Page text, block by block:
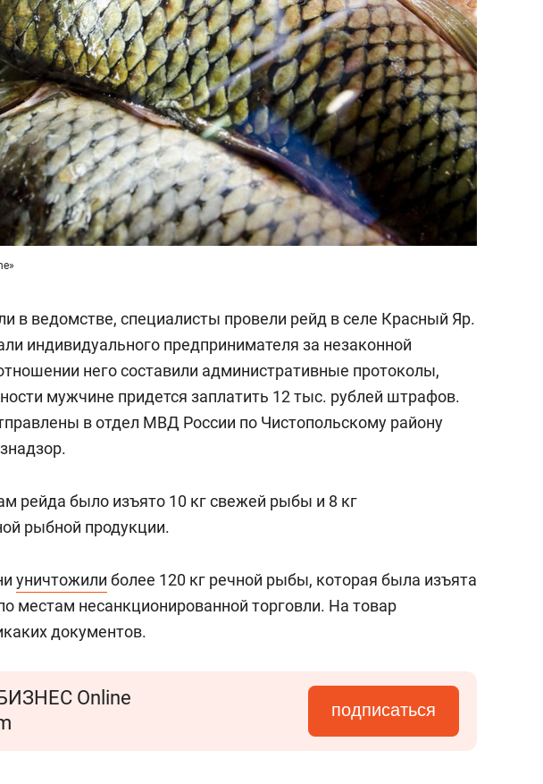
в ведомстве, специалисты провели рейд в селе Красный Яр.
индивидуального предпринимателя за незаконной
него составили административные протоколы,
мужчине придется заплатить 12 тыс. рублей штрафов.
в отдел МВД России по Чистопольскому району
рейда было изъято 10 кг свежей рыбы и 8 кг
рыбной продукции.
уничтожили более 120 кг речной рыбы, которая была изъята
местам несанкционированной торговли. На товар
документов.
Online
подписаться